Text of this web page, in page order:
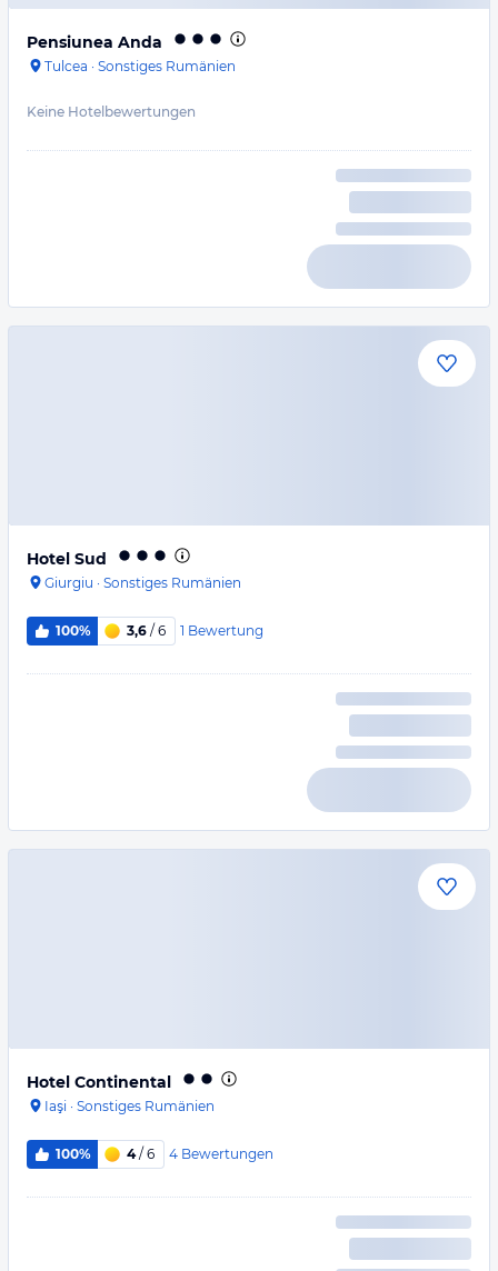
Pensiunea Anda
Tulcea · Sonstiges Rumänien
Keine Hotelbewertungen
Hotel Sud
Giurgiu · Sonstiges Rumänien
100% 3,6 / 6 1 Bewertung
Hotel Continental
Iaşi · Sonstiges Rumänien
100% 4/ 6 4 Bewertungen